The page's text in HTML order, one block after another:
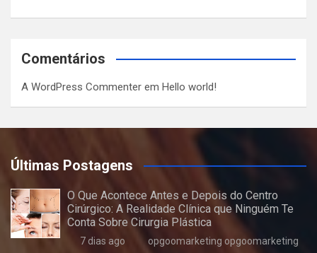
Comentários
A WordPress Commenter em Hello world!
Últimas Postagens
O Que Acontece Antes e Depois do Centro
Cirúrgico: A Realidade Clínica que Ninguém Te
Conta Sobre Cirurgia Plástica
7 dias ago opgoomarketing opgoomarketing